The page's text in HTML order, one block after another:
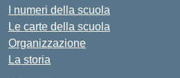
I numeri della scuola
Le carte della scuola
Organizzazione
La storia